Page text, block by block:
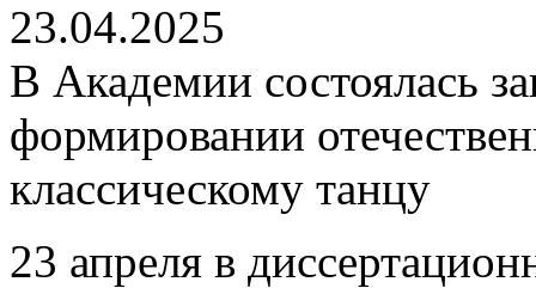
23.04.2025
В Академии состоялась
формировании
классическому танцу
23 апреля в